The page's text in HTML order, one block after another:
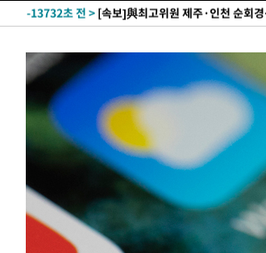
한민수·김용 순
-13685초 전 > [속보]김민석, 與 전대 당원투표
42.08%·宋 10.17%
-12501초 전 >이강인 "아틀레티코 이적 기뻐…등번
것"
-12436초 전 >
[속보]與 당대표 경선, 제주·인천
-6210초 전 >
낮 최고 35도 '무더위'…동해안 시간
-5480초 전 >
[속보]이강인 "감독님이 원하는 마음
레티코 이적"
-5262초 전 >수도권 40도 육박 '펄펄'…동해안 일
온열질환 사망자 3명 늘어…누적 환
30분 전 >
강릉에 시간당 81.4㎜ 물폭탄…도로 잠기
1시간 전 >백운산서 80년근 천종산삼 9뿌리 발견
2시간 전 > 선재도서 해루질 나섰다 실종 60대, 닷새